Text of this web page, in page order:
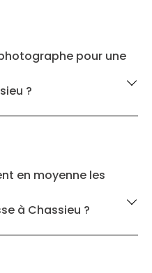
pour une
?
en moyenne les
à Chassieu ?